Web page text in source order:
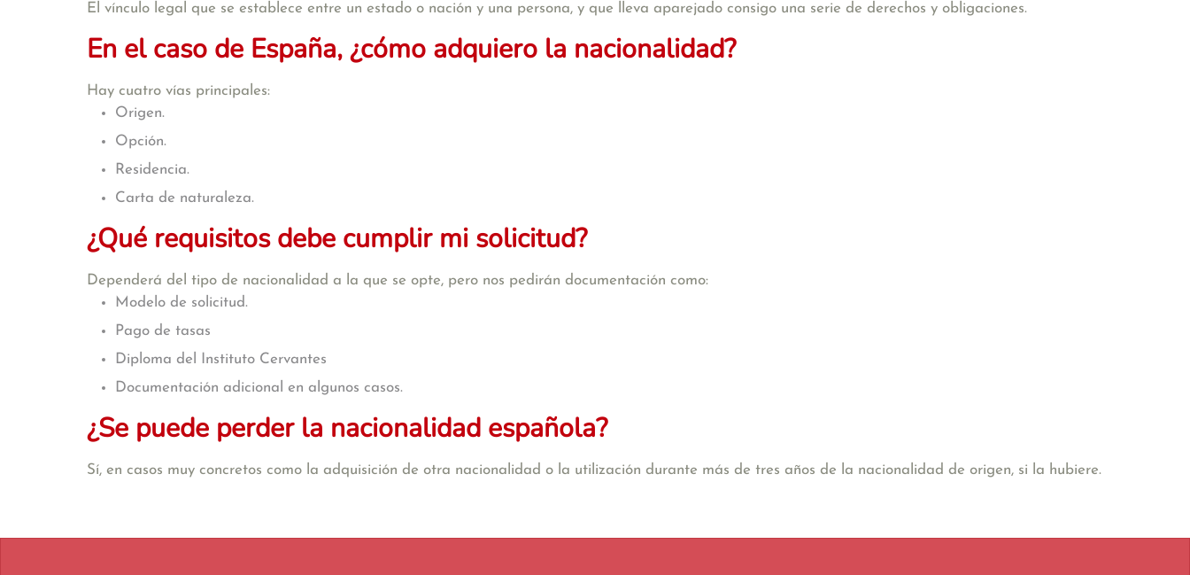
El vínculo legal que se establece entre un estado o nación y una persona, y que lleva aparejado consigo una serie de derechos y obligaciones.
En el caso de España, ¿cómo adquiero la nacionalidad?
Hay cuatro vías principales:
Origen.
Opción.
Residencia.
Carta de naturaleza.
¿Qué requisitos debe cumplir mi solicitud?
Dependerá del tipo de nacionalidad a la que se opte, pero nos pedirán documentación como:
Modelo de solicitud.
Pago de tasas
Diploma del Instituto Cervantes
Documentación adicional en algunos casos.
¿Se puede perder la nacionalidad española?
Sí, en casos muy concretos como la adquisición de otra nacionalidad o la utilización durante más de tres años de la nacionalidad de origen, si la hubiere.